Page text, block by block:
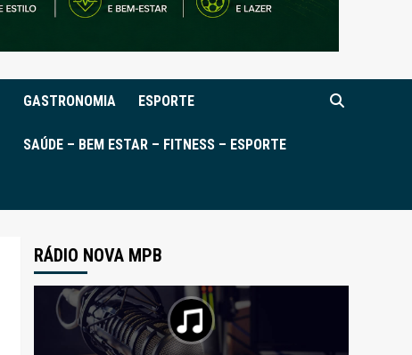
GASTRONOMIA ESPORTE
SAÚDE – BEM ESTAR – FITNESS – ESPORTE
RÁDIO NOVA MPB